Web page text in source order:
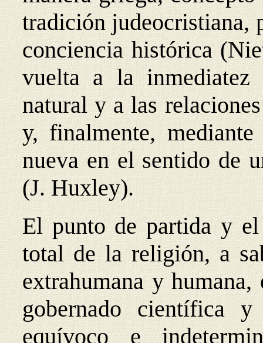
tradición judeocristiana,
conciencia histórica
vuelta a la
natural y a las
y, finalmente,
nueva en el sentido de
(J. Huxley).
El punto de partida y
total de la religión, a
extrahumana y
gobernado científica
equívoco e